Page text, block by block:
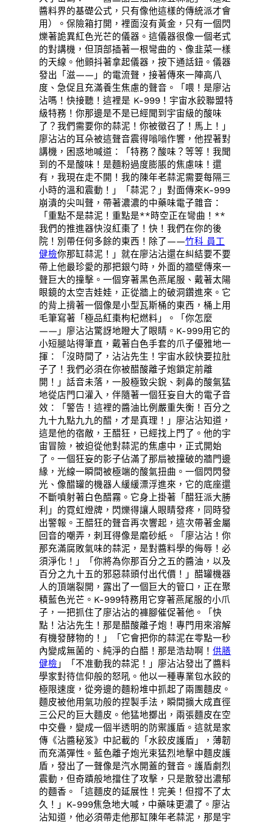
醬料界的基礎公式，只有像他這樣的傳統派才會
用）。保險箱打開，裡面沒有黃金，只有一個閃
爍著詭異紅色光芒的儀器。這儀器很像一個老式
的對講機，但頂部插著一根彎曲的、像韭菜一樣
的天線。他顫抖著拿起儀器，按下通話鈕。儀器
發出「滋——」的電流聲，接著傳來一陣高八
度、急促且充滿養生焦慮的聲音。「喂！是廖沾
沾嗎！快接聽！這裡是 K-999！宇宙水餃聯盟特
級特務！你那邊是不是已經聞到宇宙級的酸味
了？我們需要你的蒜泥！你被徵召了！馬上！」
廖沾沾的耳朵被這聲音震得嗡嗡作響，他捏著對
講機，困惑地喊道：「特務？酸味？等等！我聞
到的不是酸味！是麵粉過度膨脹的焦慮味！還
有，我現在走不開！我的陳年老蒜泥需要每隔三
小時的溫和震動！」「蒜泥？」對面傳來K-999
崩潰的尖叫聲，帶著濃濃的中藥味電子雜音：
「重點不是蒜泥！重點是**時空正在彎曲！**
我們的推進器快沒紅棗了！快！我們在你的後
院！別帶任何多餘的東西！除了——竹科 員工
健檢你那缸蒜泥！」就在廖沾沾還在糾結要不要
帶上他最珍愛的那把銀勺時，外面的牆壁傳來一
聲巨大的撞擊。一個穿著黑色燕尾服、戴著太陽
眼鏡的太空吉娃娃，正從牆上的破洞鑽進來。它
的背上揹著一個像是小型瓦斯桶的東西，桶上用
毛筆寫著「極品紅棗枸杞燃料」。「你怎麼
——」廖沾沾驚訝地瞪大了眼睛。K-999用它的
小短腿站得筆直，戴著白色手套的爪子優雅地一
揮：「沒時間了，沾沾先生！宇宙水餃快要拉肚
子了！我們必須在你被醋酸離子炮鎖定前離
開！」話音未落，一股極致尖銳、刺鼻的酸氣猛
地從店門口灌入，伴隨著一個狂妄自大的電子音
效：「警告！這裡的醬油比例嚴重失衡！百分之
九十九點九九的醋，才是真理！」廖沾沾知道，
這是他的宿敵，王醋狂，已經找上門了。他的宇
宙冒險，被迫從他對蒜泥的焦慮中，正式開始
了。一個狂妄的影子佔滿了那扇被撞破的牆門邊
緣，光線一瞬間被極端的酸氣扭曲。一個閃閃發
光、像醋罐的機器人緩緩漂浮進來，它的底座還
不斷噴射著白色醋霧。它身上掛著「醋狂派大勝
利」的霓虹燈牌，閃爍得讓人眼睛發疼，同時發
出警報。王醋狂的聲音再次響起，這次帶著金屬
回音的嘲弄，刺耳得像是磨砂紙。「廖沾沾！你
那充滿腐敗氣味的蒜泥，是對醬料學的侮辱！必
須淨化！」「你將為你那百分之五的醬油，以及
百分之九十五的邪惡蒜頭付出代價！」醋罐機器
人的頂端裂開，露出了一個巨大的管口，正在聚
積藍色光芒。K-999特務用它穿著燕尾服的小爪
子，一把抓住了廖沾沾的褲腳催促著他。「快
點！沾沾先生！那是醋酸離子炮！專門用來溶解
有機發酵物的！」「它會把你的蒜泥在零點一秒
內變成無菌的、純淨的白醋！那是浩劫啊！供膳
健檢 」「不准動我的蒜泥！」廖沾沾發出了醬料
學家對待信仰般的怒吼。他以一種專業包水餃的
極限速度，從旁邊的麵粉堆中抓起了兩團麵皮。
麵皮被他用氣功般的捏製手法，瞬間擴大成直徑
三公尺的巨大麵皮。他猛地擲出，兩張麵皮在空
中交疊，變成一個半透明的防禦護盾。這就是家
傳《沾醬秘笈》中記載的「水餃皮護盾」，薄韌
而充滿彈性。藍色離子炮光束猛烈地擊中麵皮護
盾，發出了一聲像是汽水開蓋的聲音。護盾劇烈
震動，但奇蹟般地擋住了攻擊，只是散發出濃郁
的麵香。「這麵皮的延展性！完美！但撐不了太
久！」K-999焦急地大喊，中藥味更濃了。廖沾
沾知道，他必須帶走他那缸陳年老蒜泥，那是宇